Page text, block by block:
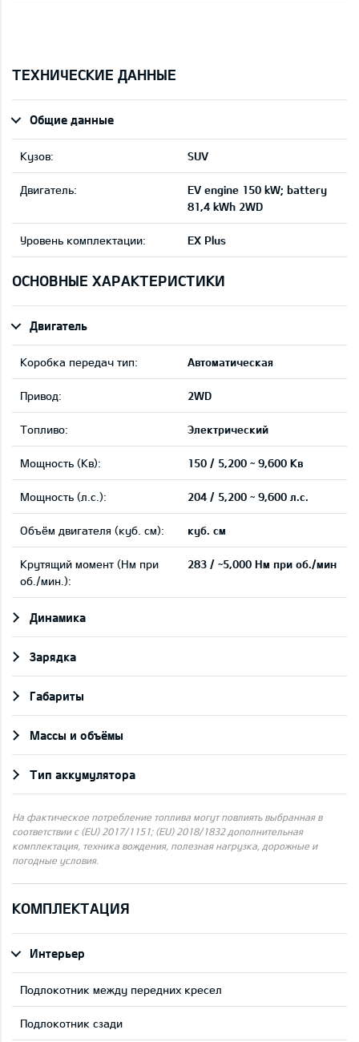
ТЕХНИЧЕСКИЕ ДАННЫЕ
Общие данные
Кузов: SUV
Двигатель:
EV engine 150 kW; battery
81,4 kWh 2WD
Уровень комплектации: EX Plus
ОСНОВНЫЕ ХАРАКТЕРИСТИКИ
Двигатель
Коробка передач тип: Автоматическая
Привод: 2WD
Tопливо: Электрический
Мощность (Кв): 150 / 5,200 ~ 9,600 Кв
Мощность (л.с.): 204 / 5,200 ~ 9,600 л.с.
Объём двигателя (куб. см): куб. см
Крутящий момент (Нм при
об./мин.):
283 / ~5,000 Нм при об./мин
Динамика
Зарядка
Габариты
Массы и объёмы
Тип аккумулятора
На фактическое потребление топлива могут повлиять выбранная в
соответствии с (EU) 2017/1151; (EU) 2018/1832 дополнительная
комплектация, техника вождения, полезная нагрузка, дорожные и
погодные условия.
КОМПЛЕКТАЦИЯ
Интерьер
Подлокотник между передних кресел
Подлокотник сзади